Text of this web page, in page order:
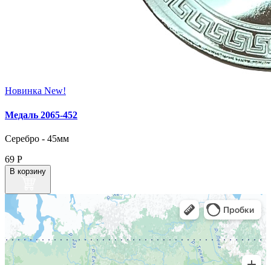
Новинка New!
Медаль 2065‑452
Серебро - 45мм
69 Р
В корзину